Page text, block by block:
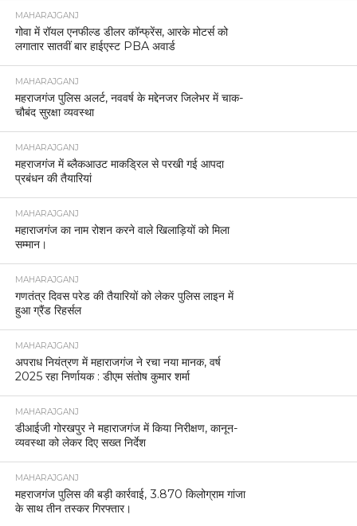
MAHARAJGANJ
गोवा में रॉयल एनफील्ड डीलर कॉन्फ्रेंस, आरके मोटर्स को
लगातार सातवीं बार हाईएस्ट PBA अवार्ड
MAHARAJGANJ
महराजगंज पुलिस अलर्ट, नववर्ष के मद्देनजर जिलेभर में चाक-
चौबंद सुरक्षा व्यवस्था
MAHARAJGANJ
महराजगंज में ब्लैकआउट माकड्रिल से परखी गई आपदा
प्रबंधन की तैयारियां
MAHARAJGANJ
महाराजगंज का नाम रोशन करने वाले खिलाड़ियों को मिला
सम्मान।
MAHARAJGANJ
गणतंत्र दिवस परेड की तैयारियों को लेकर पुलिस लाइन में
हुआ ग्रैंड रिहर्सल
MAHARAJGANJ
अपराध नियंत्रण में महाराजगंज ने रचा नया मानक, वर्ष
2025 रहा निर्णायक : डीएम संतोष कुमार शर्मा
MAHARAJGANJ
डीआईजी गोरखपुर ने महाराजगंज में किया निरीक्षण, कानून-
व्यवस्था को लेकर दिए सख्त निर्देश
MAHARAJGANJ
महराजगंज पुलिस की बड़ी कार्रवाई, 3.870 किलोग्राम गांजा
के साथ तीन तस्कर गिरफ्तार।